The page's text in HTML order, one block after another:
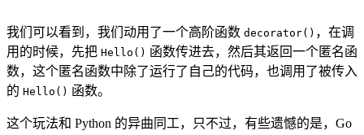
我们可以看到，我们动用了一个高阶函数 decorator() ，在调
用的时候，先把 Hello() 函数传进去，然后其返回一个匿名函
数，这个匿名函数中除了运行了自己的代码，也调用了被传入
的 Hello() 函数。
这个玩法和 Python 的异曲同工，只不过，有些遗憾的是，Go